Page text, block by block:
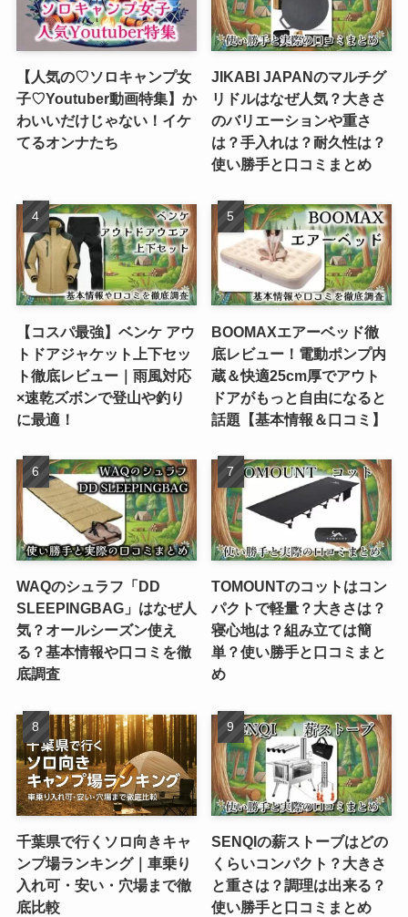
【人気の♡ソロキャンプ女
子♡Youtuber動画特集】か
わいいだけじゃない！イケ
てるオンナたち
JIKABI JAPANのマルチグ
リドルはなぜ人気？大きさ
のバリエーションや重さ
は？手入れは？耐久性は？
使い勝手と口コミまとめ
【コスパ最強】ベンケ アウ
トドアジャケット上下セッ
ト徹底レビュー｜雨風対応
×速乾ズボンで登山や釣り
に最適！
BOOMAXエアーベッド徹
底レビュー！電動ポンプ内
蔵＆快適25cm厚でアウト
ドアがもっと自由になると
話題【基本情報＆口コミ】
WAQのシュラフ「DD
SLEEPINGBAG」はなぜ人
気？オールシーズン使え
る？基本情報や口コミを徹
底調査
TOMOUNTのコットはコン
パクトで軽量？大きさは？
寝心地は？組み立ては簡
単？使い勝手と口コミまと
め
千葉県で行くソロ向きキャ
ンプ場ランキング｜車乗り
入れ可・安い・穴場まで徹
底比較
SENQIの薪ストーブはどの
くらいコンパクト？大きさ
と重さは？調理は出来る？
使い勝手と口コミまとめ